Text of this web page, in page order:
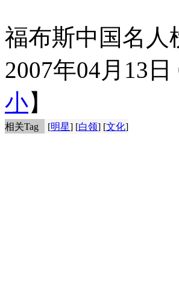
福布斯中国名人
2007年04月13日
小】
相关Tag [明星] [白领] [文化]